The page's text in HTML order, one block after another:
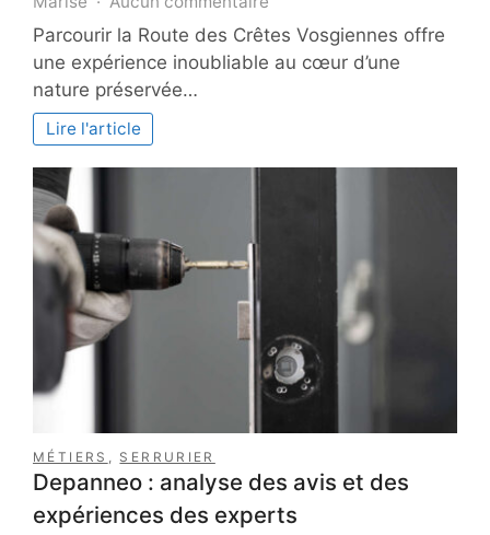
Quelles
sont
les
magnifiques
les
Vosges
?
Parcourir la Route des Crêtes Vosgiennes offre
une expérience inoubliable au cœur d’une
nature préservée…
Lire l'article
MÉTIERS , SERRURIER
Depanneo : analyse des avis et des
expériences des experts